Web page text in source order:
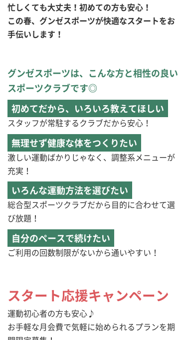
忙しくても大丈夫！初めての方も安心！
この春、グンゼスポーツが快適なスタートをお
手伝いします！
グンゼスポーツは、こんな方と相性の良い
スポーツクラブです◎
初めてだから、いろいろ教えてほしい
スタッフが常駐するクラブだから安心！
無理せず健康な体をつくりたい
激しい運動ばかりじゃなく、調整系メニューが
充実！
いろんな運動方法を選びたい
総合型スポーツクラブだから目的に合わせて選
び放題！
自分のペースで続けたい
ご利用の回数制限がないから通いやすい！
スタート応援キャンペーン
運動初心者の方も安心♪
お手軽な月会費で気軽に始められるプランを期